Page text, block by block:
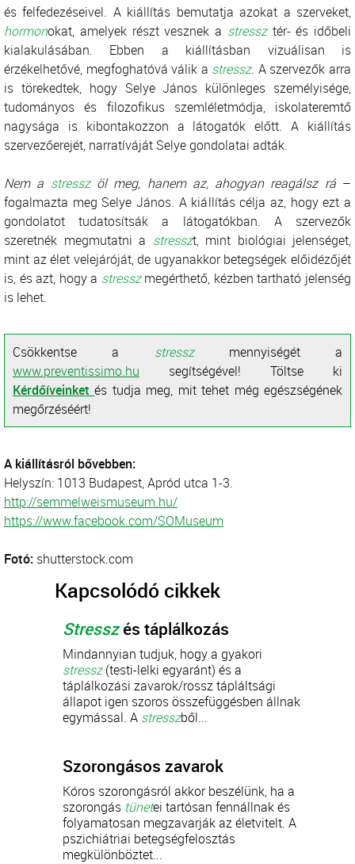
és felfedezéseivel. A kiállítás bemutatja azokat a szerveket,
hormonokat, amelyek részt vesznek a stressztér- és időbeli
kialakulásában. Ebben a kiállításban vizuálisan is
érzékelhetővé, megfoghatóvá válik a stressz. A szervezők arra
is törekedtek, hogy Selye János különleges személyisége,
tudományos és filozofikus szemléletmódja, iskolateremtő
nagysága is kibontakozzon a látogatók előtt. A kiállítás
szervezőerejét, narratíváját Selye gondolatai adták.
Nem a stresszöl meg, hanem az, ahogyan reagálsz rá–
fogalmazta meg Selye János. A kiállítás célja az, hogy ezt a
gondolatot tudatosítsák a látogatókban. A szervezők
szeretnék megmutatni a stresszt, mint biológiai jelenséget,
mint az élet velejáróját, de ugyanakkor betegségek előidézőjét
is, és azt, hogy a stresszmegérthető, kézben tartható jelenség
is lehet.
Csökkentse a stresszmennyiségét a
www.preventissimo.hu segítségével! Töltse ki
Kérdőíveinket és tudja meg, mit tehet még egészségének
megőrzéséért!
A kiállításról bővebben:
Helyszín: 1013 Budapest, Apród utca 1-3.
http://semmelweismuseum.hu/
https://www.facebook.com/SOMuseum
Fotó: shutterstock.com
Kapcsolódó cikkek
Stresszés táplálkozás
Mindannyian tudjuk, hogy a gyakori
stressz(testi-lelki egyaránt) és a
táplálkozási zavarok/rossz tápláltsági
állapot igen szoros összefüggésben állnak
egymással. A stresszből...
Szorongásos zavarok
Kóros szorongásról akkor beszélünk, ha a
szorongás tünetei tartósan fennállnak és
folyamatosan megzavarják az életvitelt. A
pszichiátriai betegségfelosztás
megkülönböztet...